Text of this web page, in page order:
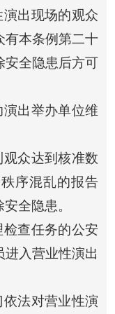
出现场的观众
有本条例第二十
安全隐患后方可
出举办单位维
众达到核准数
序混乱的报告
全隐患。
查任务的公安
入营业性演出
法对营业性演